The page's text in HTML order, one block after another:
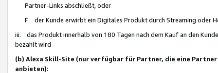
Partner-Links abschließt, oder
F. der Kunde erwirbt ein Digitales Produkt durch Streaming oder
iii. das Produkt innerhalb von 180 Tagen nach dem Kauf an den
bezahlt wird
(b) Alexa Skill-Site (nur verfügbar für Partner, die eine
anbieten):